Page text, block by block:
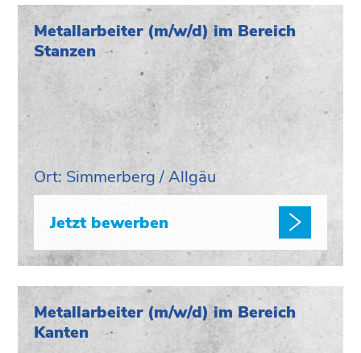
Metallarbeiter (m/w/d) im Bereich
Stanzen
Ort: Simmerberg / Allgäu
Jetzt bewerben
Metallarbeiter (m/w/d) im Bereich
Kanten